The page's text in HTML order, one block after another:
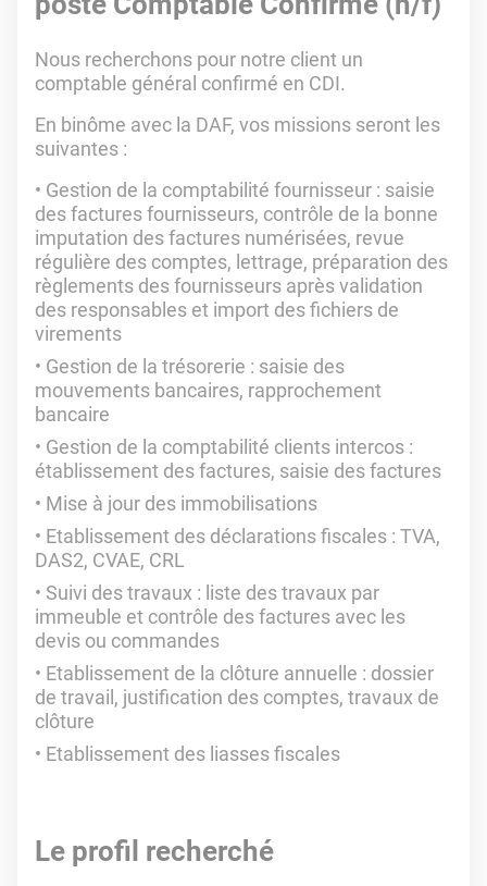
Nous recherchons pour notre client un
comptable général confirmé en CDI.
En binôme avec la DAF, vos missions seront les
suivantes :
Gestion de la comptabilité fournisseur : saisie
des factures fournisseurs, contrôle de la bonne
imputation des factures numérisées, revue
régulière des comptes, lettrage, préparation des
règlements des fournisseurs après validation
des responsables et import des fichiers de
virements
Gestion de la trésorerie : saisie des
mouvements bancaires, rapprochement
bancaire
Gestion de la comptabilité clients intercos :
établissement des factures, saisie des factures
Mise à jour des immobilisations
Etablissement des déclarations fiscales : TVA,
DAS2, CVAE, CRL
Suivi des travaux : liste des travaux par
immeuble et contrôle des factures avec les
devis ou commandes
Etablissement de la clôture annuelle : dossier
de travail, justification des comptes, travaux de
clôture
Etablissement des liasses fiscales
Le profil recherché